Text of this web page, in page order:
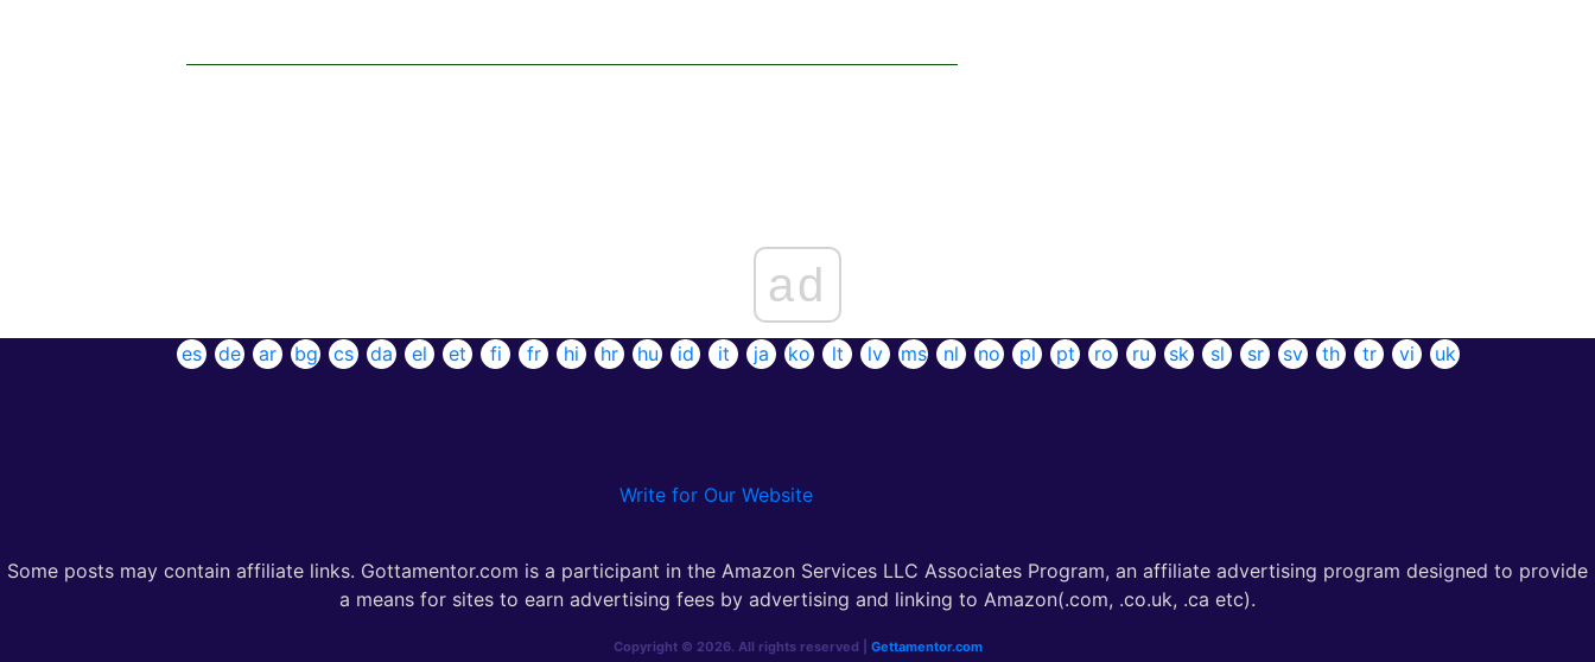
ad
es de ar bg cs da el et fi fr hi hr hu id it ja ko lt lv ms nl no pl pt ro ru sk sl sr sv th tr vi uk
Write for Our Website
Some posts may contain affiliate links. Gottamentor.com is a participant in the Amazon Services LLC Associates Program, an affiliate advertising program designed to provide
a means for sites to earn advertising fees by advertising and linking to Amazon(.com, .co.uk, .ca etc).
Copyright © 2026. All rights reserved | Gettamentor.com